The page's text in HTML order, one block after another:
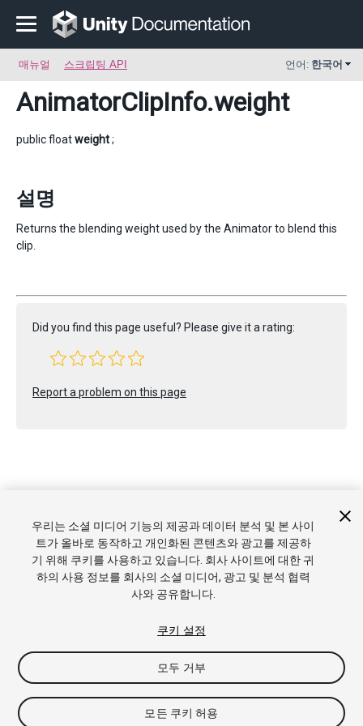
매뉴얼 스크립팅 API 언어: 한국어
AnimatorClipInfo.weight
public floatweight;
설명
Returns the blending weight used by the Animator to blend this
clip.
Did you find this page useful? Please give it a rating:
Report a problem on this page
튜토리얼
커뮤니티 답변 기술 자료 포럼 에셋 스토어
및 이용약관
법률정보 개인정보처리방침 쿠키
내 개인정보 판
매 금지
쿠키 기본 설정
우리는 소셜 미디어 기능의 제공과 데이터 분석 및 본 사이
트가 올바로 동작하고 개인화된 콘텐츠와 광고를 제공하
기 위해 쿠키를 사용하고 있습니다. 회사 사이트에 대한 귀
하의 사용 정보를 회사의 소셜 미디어, 광고 및 분석 협력
사와 공유합니다.
쿠키 설정
모두 거부
모든 쿠키 허용